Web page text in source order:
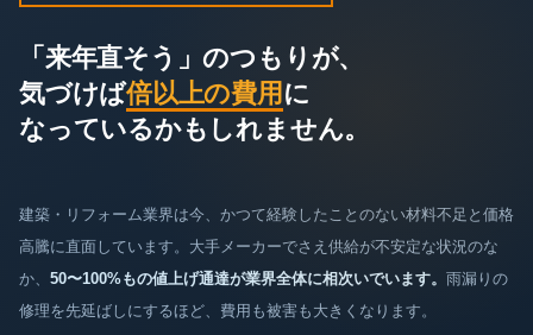
「来年直そう」のつもりが、
気づけば倍以上の費用 に
なっているかもしれません。
建築・リフォーム業界は今、かつて経験したことのない材料不足と価格
高騰に直面しています。大手メーカーでさえ供給が不安定な状況のな
か、 50〜100%もの値上げ通達が業界全体に相次いでいます。 雨漏りの
修理を先延ばしにするほど、費用も被害も大きくなります。